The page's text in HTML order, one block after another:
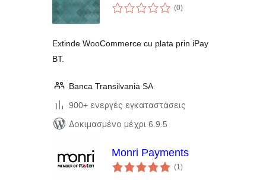
(0αξιολογήσεις
σύνολο
)
Extinde WooCommerce cu plata prin iPay
BT.
Banca Transilvania SA
900+ ενεργές εγκαταστάσεις
Δοκιμασμένο μέχρι 6.9.5
Monri Payments
(1αξιολογήσεις
σύνολο
)